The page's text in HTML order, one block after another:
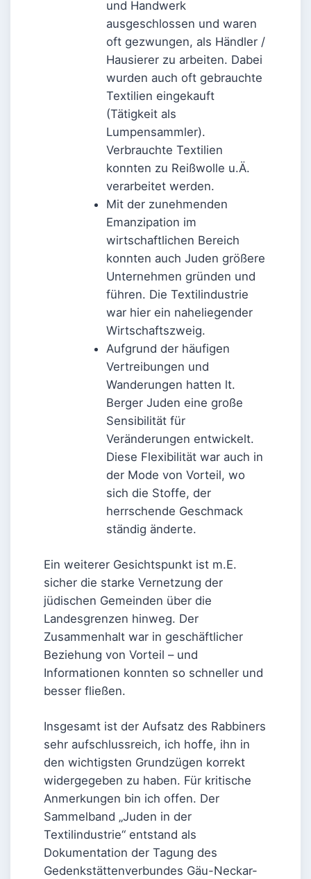
und Handwerk
ausgeschlossen und waren
oft gezwungen, als Händler /
Hausierer zu arbeiten. Dabei
wurden auch oft gebrauchte
Textilien eingekauft
(Tätigkeit als
Lumpensammler).
Verbrauchte Textilien
konnten zu Reißwolle u.Ä.
verarbeitet werden.
Mit der zunehmenden
Emanzipation im
wirtschaftlichen Bereich
konnten auch Juden größere
Unternehmen gründen und
führen. Die Textilindustrie
war hier ein naheliegender
Wirtschaftszweig.
Aufgrund der häufigen
Vertreibungen und
Wanderungen hatten lt.
Berger Juden eine große
Sensibilität für
Veränderungen entwickelt.
Diese Flexibilität war auch in
der Mode von Vorteil, wo
sich die Stoffe, der
herrschende Geschmack
ständig änderte.
Ein weiterer Gesichtspunkt ist m.E.
sicher die starke Vernetzung der
jüdischen Gemeinden über die
Landesgrenzen hinweg. Der
Zusammenhalt war in geschäftlicher
Beziehung von Vorteil – und
Informationen konnten so schneller und
besser fließen.
Insgesamt ist der Aufsatz des Rabbiners
sehr aufschlussreich, ich hoffe, ihn in
den wichtigsten Grundzügen korrekt
widergegeben zu haben. Für kritische
Anmerkungen bin ich offen. Der
Sammelband „Juden in der
Textilindustrie“ entstand als
Dokumentation der Tagung des
Gedenkstättenverbundes Gäu-Neckar-